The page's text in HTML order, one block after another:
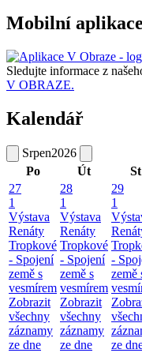
Mobilní aplikace
Sledujte informace z
V OBRAZE.
Kalendář
Srpen2026
Po
Út St
27
1
Výstava
Renáty
Tropkové
- Spojení
země s
vesmírem
Zobrazit
všechny
záznamy
ze dne
28
1
Výstava
Renáty
Tropkové
- Spojení
země s
vesmírem
Zobrazit
všechny
záznamy
ze dne
29
1
-
země
ze